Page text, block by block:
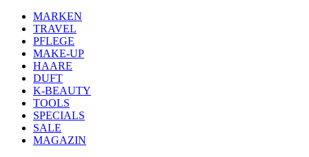
MARKEN
TRAVEL
PFLEGE
MAKE-UP
HAARE
DUFT
K-BEAUTY
TOOLS
SPECIALS
SALE
MAGAZIN